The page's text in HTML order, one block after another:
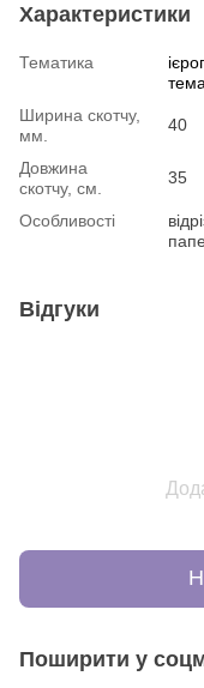
Характеристики
Тематика
Ширина скотчу,
мм.
40
Довжина
скотчу, см.
35
Особливості
Відгуки
Поширити у